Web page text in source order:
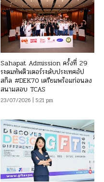
Sahapat Admission ครั้งที่ 29
ระดมทัพติวเตอร์ระดับประเทศอัป
สกิล #DEK70 เตรียมพร้อมก่อนลง
สนามสอบ TCAS
23/07/2026 | 5:21 pm